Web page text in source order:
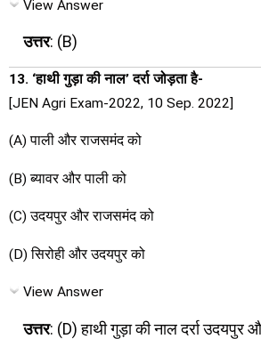
View Answer
उत्तर: (B)
13. ‘हाथी गुड़ा की नाल’ दर्रा जोड़ता है-
[JEN Agri Exam-2022, 10 Sep. 2022]
(A) पाली और राजसमंद को
(B) ब्यावर और पाली को
(C) उदयपुर और राजसमंद को
(D) सिरोही और उदयपुर को
View Answer
उत्तर: (D) हाथी गुड़ा की नाल दर्रा उदयपुर